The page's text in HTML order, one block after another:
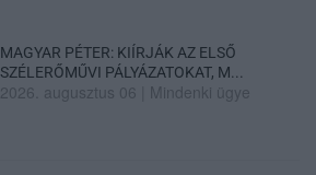
MAGYAR PÉTER: KIÍRJÁK AZ ELSŐ
SZÉLERŐMŰVI PÁLYÁZATOKAT, M...
2026. augusztus 06 Mindenki ügye